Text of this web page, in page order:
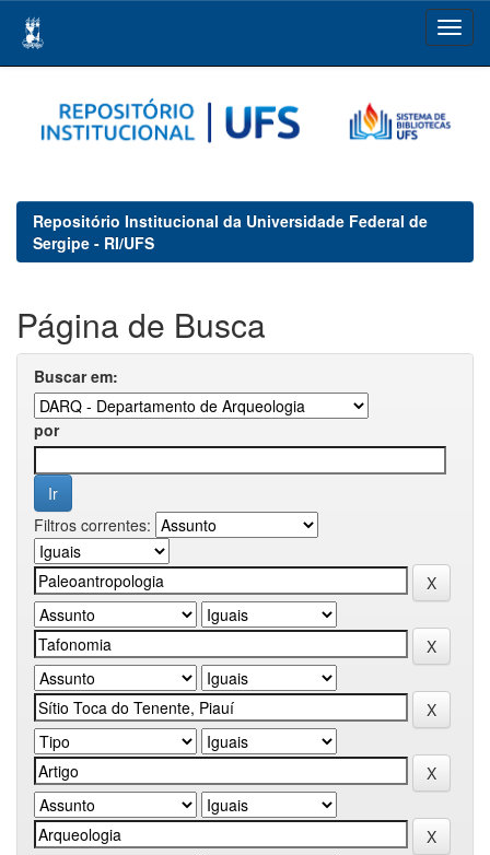
navigation
Repositório Institucional da Universidade Federal de
Sergipe - RI/UFS
Página de Busca
Buscar em:
por
Filtros correntes: